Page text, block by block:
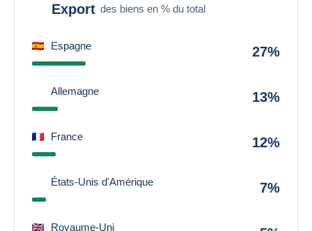
Export des biens en % du total
Espagne 27%
Allemagne 13%
France 12%
États-Unis d'Amérique 7%
Royaume-Uni